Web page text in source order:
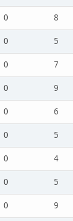
0
8
0
5
0
7
0
9
0
6
0
5
0
4
0
5
0
9